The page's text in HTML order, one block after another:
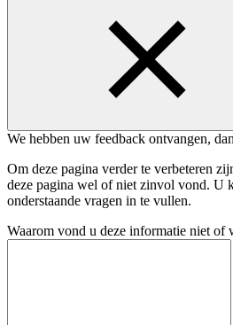
We hebben uw feedback ontvangen,
Om deze pagina verder te verbeteren
deze pagina wel of niet zinvol vond. U
onderstaande vragen in te vullen.
Waarom vond u deze informatie niet of